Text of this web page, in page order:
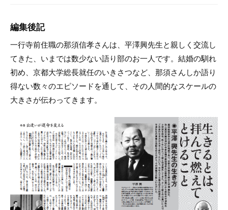
編集後記
一行寺前住職の那須信孝さんは、平澤興先生と親しく交流し
てきた、いまでは数少ない語り部のお一人です。結婚の馴れ
初め、京都大学総長就任のいきさつなど、那須さんしか語り
得ない数々のエピソードを通して、その人間的なスケールの
大きさが伝わってきます。